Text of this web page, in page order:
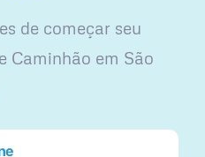
de começar seu
Caminhão em São